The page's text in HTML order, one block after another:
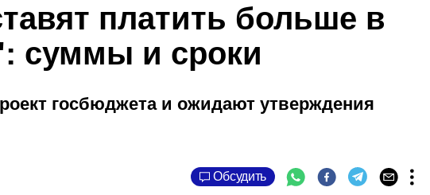
платить больше в
суммы и сроки
госбюджета и ожидают утверждения
Обсудить